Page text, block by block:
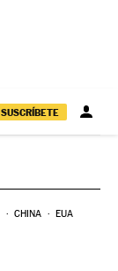
SUSCRÍBETE
CHINA EUA